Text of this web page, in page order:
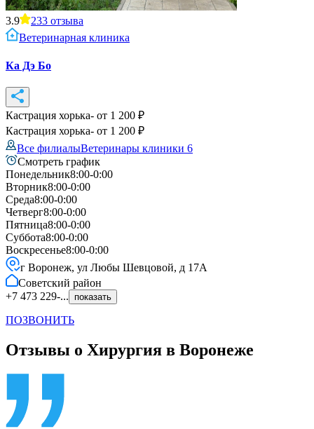
3.9 233 отзыва
Ветеринарная клиника
Ка Дэ Бо
Кастрация хорька- от 1 200 ₽
Кастрация хорька- от 1 200 ₽
Все филиалыВетеринары клиники 6
Смотреть график
Понедельник8:00-0:00
Вторник8:00-0:00
Среда8:00-0:00
Четверг8:00-0:00
Пятница8:00-0:00
Суббота8:00-0:00
Воскресенье8:00-0:00
г Воронеж, ул Любы Шевцовой, д 17А
Советский район
+7 473 229-...
показать
ПОЗВОНИТЬ
Отзывы о Хирургия в Воронеже